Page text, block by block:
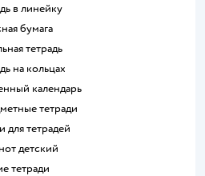
в линейку
бумага
тетрадь
на кольцах
календарь
тетради
для тетрадей
детский
тетради